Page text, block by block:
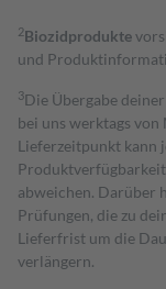
2Biozidprodukte
und
3Die Übergabe
bei uns werktags
Lieferzeitpunkt kann
abweichen. Darüber
Prüfungen, die zu
Lieferfrist um die
verlängern.